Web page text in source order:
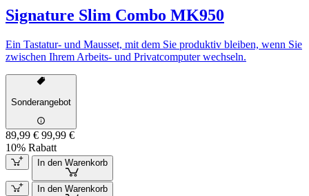
Signature Slim Combo MK950
Ein Tastatur- und Mausset, mit dem Sie produktiv bleiben, wenn Sie
zwischen Ihrem Arbeits- und Privatcomputer wechseln.
Sonderangebot
89,99 € 99,99 €
10% Rabatt
In den Warenkorb
In den Warenkorb